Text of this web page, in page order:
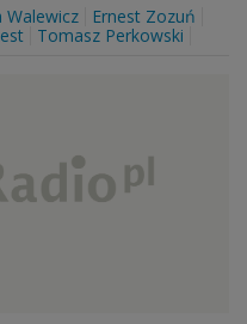
Walewicz
Ernest Zozuń
Tomasz Perkowski